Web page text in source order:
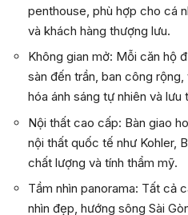
penthouse, phù hợp cho cá
và khách hàng thượng lưu.
Không gian mở: Mỗi căn hộ
sàn đến trần, ban công
hóa ánh sáng tự nhiên và lưu
Nội thất cao cấp: Bàn giao
nội thất quốc tế như Kohler,
chất lượng và tính thẩm mỹ.
Tầm nhìn panorama: Tất cả
nhìn đẹp, hướng sông Sài